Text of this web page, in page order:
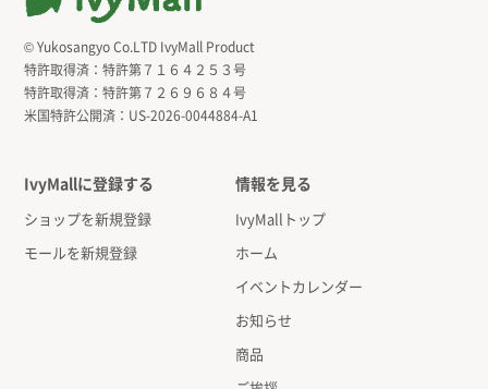
© Yukosangyo Co.LTD IvyMall Product
特許取得済：特許第７１６４２５３号
特許取得済：特許第７２６９６８４号
米国特許公開済： US-2026-0044884-A1
IvyMallに登録する
ショップを新規登録
モールを新規登録
情報を見る
IvyMallトップ
ホーム
イベントカレンダー
お知らせ
商品